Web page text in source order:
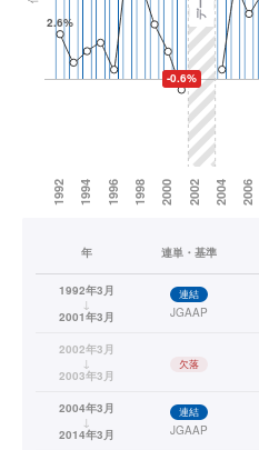
年 連単・基準
1992年3月
↓
2001年3月
連結
JGAAP
2002年3月
↓
2003年3月
欠落
2004年3月
↓
2014年3月
連結
JGAAP